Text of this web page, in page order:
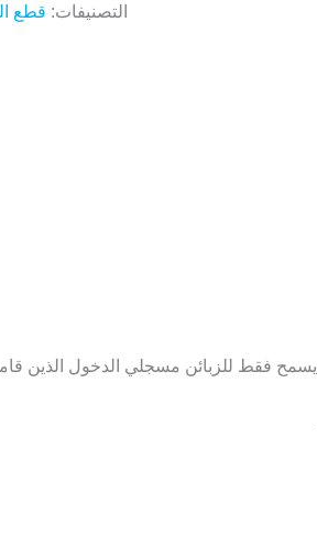
التصنيفات: قطع
يسمح فقط للزبائن مسجلي الدخول الذين